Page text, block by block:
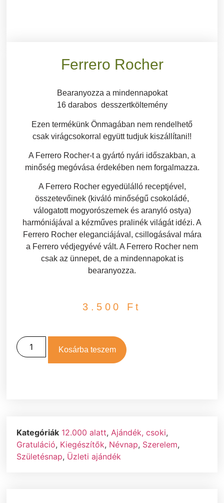
Ferrero Rocher
Bearanyozza a mindennapokat
16 darabos desszertköltemény
Ezen termékünk Önmagában nem rendelhető
csak virágcsokorral együtt tudjuk kiszállítani!!
A Ferrero Rocher-t a gyártó nyári időszakban, a
minőség megóvása érdekében nem forgalmazza.
A Ferrero Rocher egyedülálló receptjével,
összetevőinek (kiváló minőségű csokoládé,
válogatott mogyorószemek és aranyló ostya)
harmóniájával a kézműves pralinék világát idézi. A
Ferrero Rocher eleganciájával, csillogásával mára
a Ferrero védjegyévé vált. A Ferrero Rocher nem
csak az ünnepet, de a mindennapokat is
bearanyozza.
3.500 Ft
Kosárba teszem
Kategóriák 12.000 alatt, Ajándék, csoki,
Gratuláció, Kiegészítők, Névnap, Szerelem,
Születésnap, Üzleti ajándék